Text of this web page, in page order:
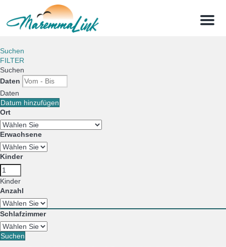
Menu
Suchen
FILTER
Suchen
Daten
Daten
Datum hinzufügen
Ort
Erwachsene
Kinder
Kinder
Anzahl
Schlafzimmer
Suchen